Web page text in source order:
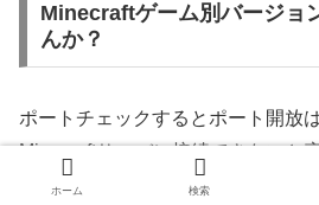
Minecraftゲーム別バージョ
んか？
ポートチェックするとポート開放
Minecraftサーバに接続できないと
数ご質問頂きます。
ホーム 検索